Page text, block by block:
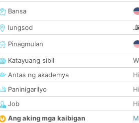
Bansa
lungsod
Pinagmulan
Katayuang sibil
Antas ng akademya
Paninigarilyo
Job
Ang aking mga kaibigan